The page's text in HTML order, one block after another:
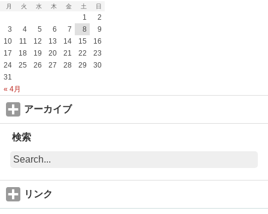
月
火 水 木 金 土 日
« 4月
1
2
3
4 5 6 7 8
9
10
11 12 13 14 15
16
17
18 19 20 21 22
23
24
25 26 27 28 29
30
31
アーカイブ
検索
リンク